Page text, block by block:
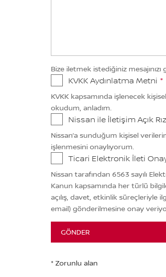
Bize iletmek istediğiniz mesajınızı
KVKK Aydınlatma Metni *
KVKK kapsamında işlenecek
okudum, anladım.
Nissan ile İletişim Açık
Nissan’a sunduğum kişisel
işlenmesini onaylıyorum.
Ticari Elektronik İleti
Nissan tarafından 6563 sayılı
Kanun kapsamında her türlü
açılış, davet, etkinlik süreçleriyle
email) gönderilmesine onay
GÖNDER